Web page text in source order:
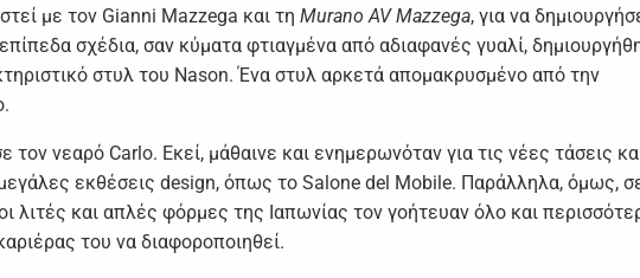
με τον Gianni Mazzega και τη Murano AV Mazzega, για να
σχέδια, σαν κύματα φτιαγμένα από αδιαφανές γυαλί,
στυλ του Nason. Ένα στυλ αρκετά απομακρυσμένο από την
νεαρό Carlo. Εκεί, μάθαινε και ενημερωνόταν για τις νέες τάσεις
εκθέσεις design, όπως το Salone del Mobile. Παράλληλα, όμως,
λιτές και απλές φόρμες της Ιαπωνίας τον γοήτευαν όλο και
του να διαφοροποιηθεί.